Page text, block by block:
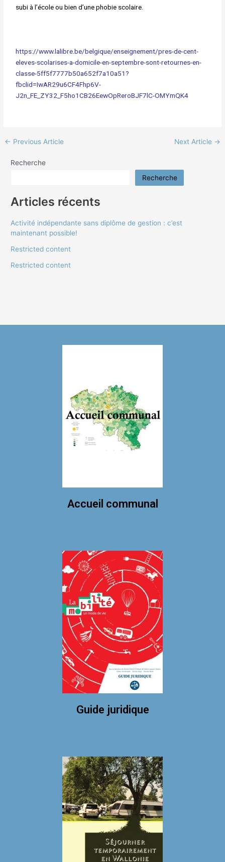
subi à l’école ou bien d’une phobie scolaire.
https://www.lalibre.be/belgique/enseignement/pres-de-cent-
eleves-scolarises-a-domicile-en-septembre-sont-retournes-en-
classe-5ff5f7777b50a652f7a10a51?
fbclid=IwAR29u6CF4Fhp6V-
J2n_FE_ZY32_F5ho1CB26EewOpReroBJF7lC-OMYmQK4
← Previous Article Next Article →
Recherche
Recherche
Articles récents
Activité indépendante sans diplôme de gestion : c’est
maintenant possible!
Restricted content
Restricted content
Accueil communal
Guide juridique